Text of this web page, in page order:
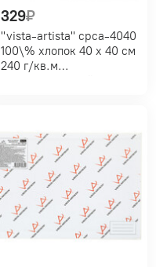
329₽
"vista-artista" cpca-4040
100\% хлопок 40 х 40 см
240 г/кв.м